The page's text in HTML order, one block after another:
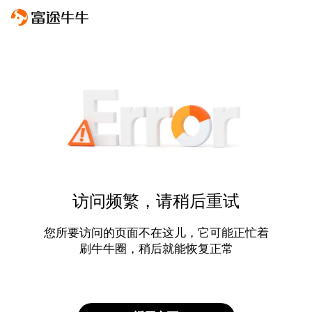
访问频繁，请稍后重试
您所要访问的页面不在这儿，它可能正忙着
刷牛牛圈，稍后就能恢复正常